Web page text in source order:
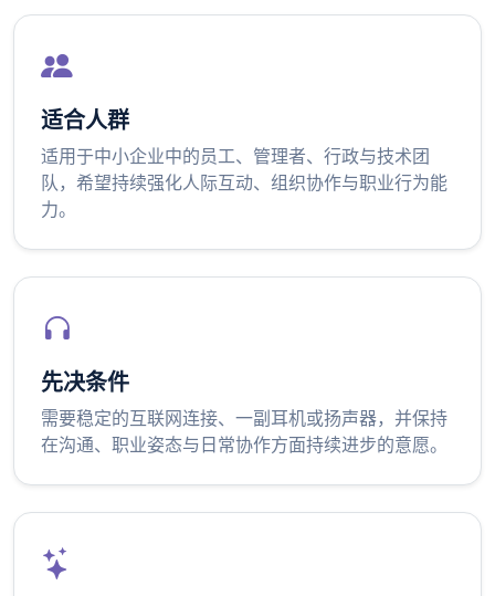
适合人群
适用于中小企业中的员工、管理者、行政与技术团
队，希望持续强化人际互动、组织协作与职业行为能
力。
先决条件
需要稳定的互联网连接、一副耳机或扬声器，并保持
在沟通、职业姿态与日常协作方面持续进步的意愿。